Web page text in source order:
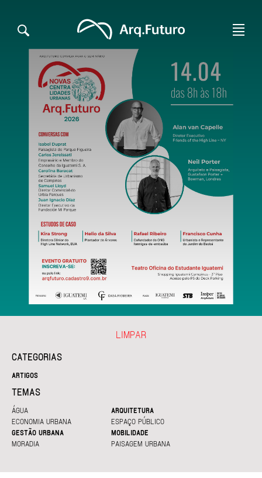
CATEGORIAS
ARTIGOS
TEMAS
ÁGUA
ARQUITETURA
ECONOMIA URBANA
ESPAÇO PÚBLICO
GESTÃO URBANA
MOBILIDADE
MORADIA
PAISAGEM URBANA
LIMPAR